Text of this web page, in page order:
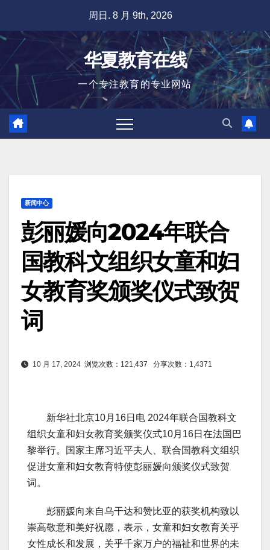
容
周日. 8 月 9th, 2026
华夏教育在线
一个专注教育的专业网站
新闻中心
彭丽媛向2024年联合
国教科文组织女童和妇
女教育奖颁奖仪式致贺
词
10 月 17, 2024 浏览次数：121,437 分享次数：1,4371
新华社北京10月16日电 2024年联合国教科文
组织女童和妇女教育奖颁奖仪式10月16日在法国巴
黎举行。国家主席习近平夫人、联合国教科文组织
促进女童和妇女教育特使彭丽媛向颁奖仪式致贺
词。
彭丽媛向来自乌干达和赞比亚的获奖机构致以
崇高敬意和美好祝愿，表示，女童和妇女教育关乎
女性成长和发展，关乎千家万户的福祉和世界的未